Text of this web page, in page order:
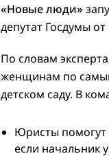
«Новые люди»
депутат Госдумы
По словам
женщинам по
детском саду. В
Юристы помогут
если начальник